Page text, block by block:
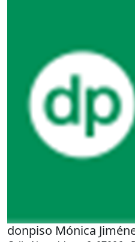
donpiso Mónica